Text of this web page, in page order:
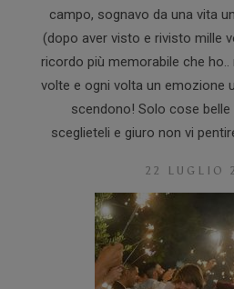
campo, sognavo da una vita
(dopo aver visto e rivisto mille
ricordo più memorabile che
volte e ogni volta un emozione
scendono! Solo cose belle
sceglieteli e giuro non vi
22 LUGLIO